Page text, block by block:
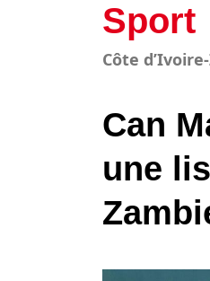
Sport
Côte
Can
une